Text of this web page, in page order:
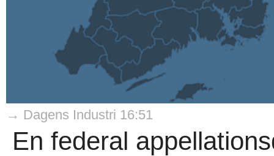
→ Dagens Industri 16:51
En federal